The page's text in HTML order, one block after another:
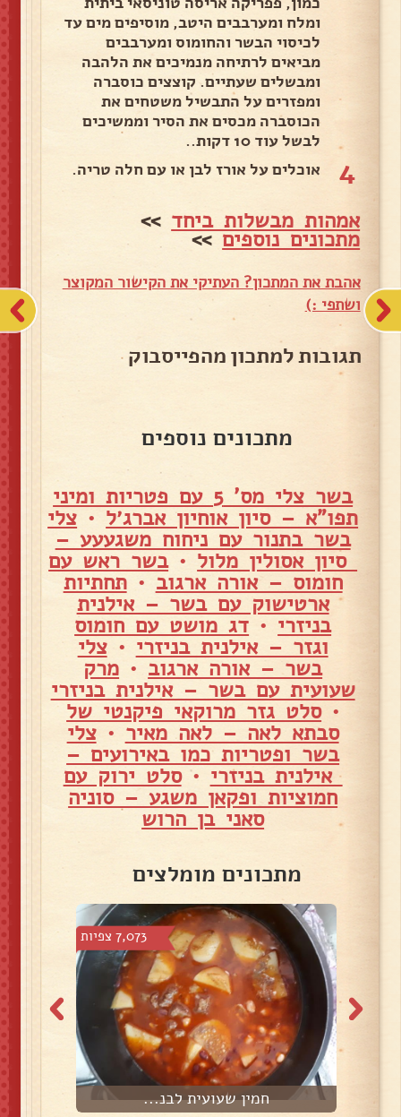
ומלח ומערבבים היטב, מוסיפים מים עד
לכיסוי הבשר והחומוס ומערבבים
מביאים לרתיחה מנמיכים את הלהבה
ומבשלים שעתיים. קוצצים כוסברה
ומפזרים על התבשיל משטחים את
הכוסברה מכסים את הסיר וממשיכים
לבשל עוד 10 דקות..
4 אוכלים על אורז לבן או עם חלה טריה.
אמהות מבשלות ביחד >>
מתכונים נוספים>>
אהבת את המתכון? העתיקי את הקישור המקוצר
ושתפי :)
תגובות למתכון מהפייסבוק
מתכונים נוספים
בשר צלי מס' 5 עם פטריות ומיני
תפו"א – סיון אוחיון אברג׳ל • צלי
בשר בתנור עם ניחוח משגעעע –
סיון אסולין מלול •בשר ראש עם
חומוס – אורה ארגוב •תחתיות
ארטישוק עם בשר – אילנית
בניזרי • דג מושט עם חומוס
וגזר – אילנית בניזרי •צלי
בשר – אורה ארגוב • מרק
שעועית עם בשר – אילנית בניזרי
•סלט גזר מרוקאי פיקנטי של
סבתא לאה – לאה מאיר •צלי
בשר ופטריות כמו באירועים –
אילנית בניזרי •סלט ירוק עם
חמוציות ופקאן משגע – סוניה
סאני בן הרוש
מתכונים מומלצים
7,073 צפיות
חמין שעועית לבנ...